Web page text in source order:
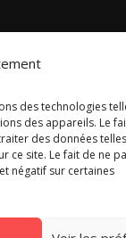
des technologies
des appareils. Le
des données
ce site. Le fait de ne
négatif sur certaines